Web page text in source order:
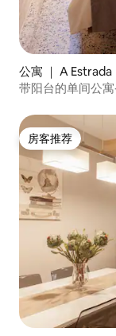
公寓 ｜ A Estrada
带阳台的单间公
房客推荐
房客推荐